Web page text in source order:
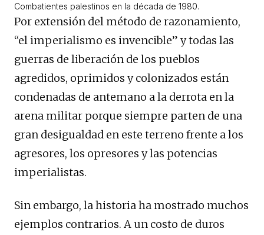
Combatientes palestinos en la década de 1980.
Por extensión del método de razonamiento,
“el imperialismo es invencible” y todas las
guerras de liberación de los pueblos
agredidos, oprimidos y colonizados están
condenadas de antemano a la derrota en la
arena militar porque siempre parten de una
gran desigualdad en este terreno frente a los
agresores, los opresores y las potencias
imperialistas.
Sin embargo, la historia ha mostrado muchos
ejemplos contrarios. A un costo de duros